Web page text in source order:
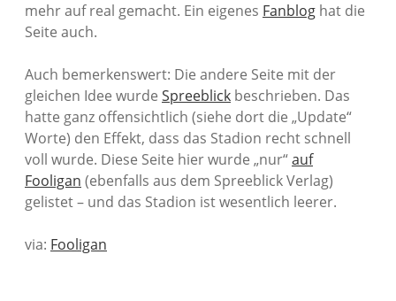
mehr auf real gemacht. Ein eigenes Fanblog hat die
Seite auch.
Auch bemerkenswert: Die andere Seite mit der
gleichen Idee wurde Spreeblick beschrieben. Das
hatte ganz offensichtlich (siehe dort die „Update“
Worte) den Effekt, dass das Stadion recht schnell
voll wurde. Diese Seite hier wurde „nur“auf
Fooligan (ebenfalls aus dem Spreeblick Verlag)
gelistet – und das Stadion ist wesentlich leerer.
via: Fooligan